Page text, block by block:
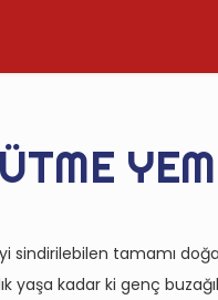
sindirilebilen tamamı
yaşa kadar ki genç